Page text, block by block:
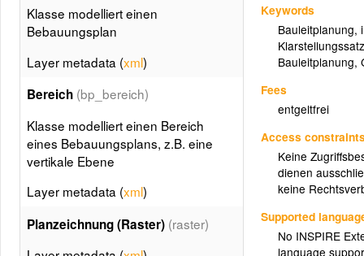
Keywords
Bauleitplanung,
Bauleitplanung,
Fees
entgeltfrei
Access
Keine
dienen
keine
Supported
No INSPIRE
language
Klasse modelliert einen
Bebauungsplan
Layer metadata (xml)
Bereich (bp_bereich)
Klasse modelliert einen Bereich
eines Bebauungsplans, z.B. eine
vertikale Ebene
Layer metadata (xml)
Planzeichnung (Raster) (raster)